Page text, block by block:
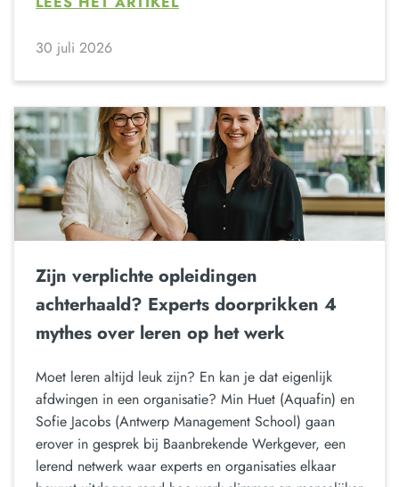
30 juli 2026
Zijn verplichte opleidingen
achterhaald? Experts doorprikken 4
mythes over leren op het werk
Moet leren altijd leuk zijn? En kan je dat eigenlijk
afdwingen in een organisatie? Min Huet (Aquafin) en
Sofie Jacobs (Antwerp Management School) gaan
erover in gesprek bij Baanbrekende Werkgever, een
lerend netwerk waar experts en organisaties elkaar